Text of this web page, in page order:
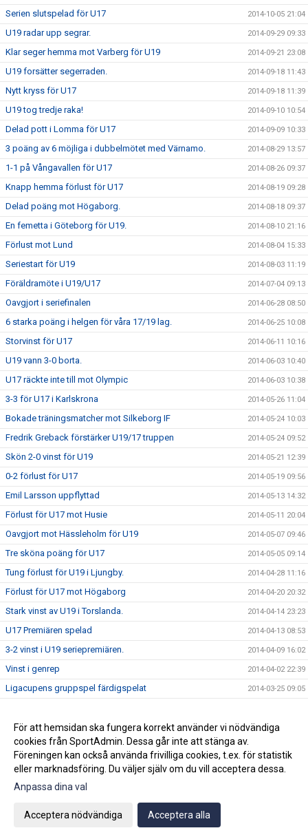
Serien slutspelad för U17 2014-10-05 21:04
U19 radar upp segrar. 2014-09-29 09:33
Klar seger hemma mot Varberg för U19 2014-09-21 23:08
U19 forsätter segerraden. 2014-09-18 11:43
Nytt kryss för U17 2014-09-18 11:39
U19 tog tredje raka! 2014-09-10 10:54
Delad pott i Lomma för U17 2014-09-09 10:33
3 poäng av 6 möjliga i dubbelmötet med Värnamo. 2014-08-29 13:57
1-1 på Vångavallen för U17 2014-08-26 09:37
Knapp hemma förlust för U17 2014-08-19 09:28
Delad poäng mot Högaborg. 2014-08-18 09:37
En femetta i Göteborg för U19. 2014-08-10 21:16
Förlust mot Lund 2014-08-04 15:33
Seriestart för U19 2014-08-03 11:19
Föräldramöte i U19/U17 2014-07-04 09:13
Oavgjort i seriefinalen 2014-06-28 08:50
6 starka poäng i helgen för våra 17/19 lag. 2014-06-25 10:08
Storvinst för U17 2014-06-11 10:16
U19 vann 3-0 borta. 2014-06-03 10:40
U17 räckte inte till mot Olympic 2014-06-03 10:38
3-3 för U17 i Karlskrona 2014-05-26 11:04
Bokade träningsmatcher mot Silkeborg IF 2014-05-24 10:03
Fredrik Greback förstärker U19/17 truppen 2014-05-24 09:52
Skön 2-0 vinst för U19 2014-05-21 12:39
0-2 förlust för U17 2014-05-19 09:56
Emil Larsson uppflyttad 2014-05-13 14:32
Förlust för U17 mot Husie 2014-05-11 20:04
Oavgjort mot Hässleholm för U19 2014-05-07 09:46
Tre sköna poäng för U17 2014-05-05 09:14
Tung förlust för U19 i Ljungby. 2014-04-28 11:16
Förlust för U17 mot Högaborg 2014-04-20 20:32
Stark vinst av U19 i Torslanda. 2014-04-14 23:23
U17 Premiären spelad 2014-04-13 08:53
3-2 vinst i U19 seriepremiären. 2014-04-09 16:02
Vinst i genrep 2014-04-02 22:39
Ligacupens gruppspel färdigspelat 2014-03-25 09:05
Förlust i första träningsmatcherna 2014-02-17 15:00
Nästa Match 2014-01-26 11:37
Gå till Webbversion
För att hemsidan ska fungera korrekt använder vi nödvändiga
cookies från SportAdmin. Dessa går inte att stänga av.
Föreningen kan också använda frivilliga cookies, t.ex. för statistik
eller marknadsföring. Du väljer själv om du vill acceptera dessa.
Anpassa dina val
Acceptera nödvändiga Acceptera alla